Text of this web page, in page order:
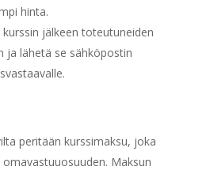
hinta.
jälkeen toteutuneiden
ja lähetä se sähköpostin
peritään kurssimaksu, joka
Maksun